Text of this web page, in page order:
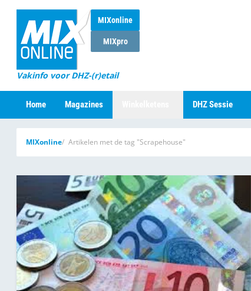
MIXonline
MIXpro
Vakinfo voor DHZ-(r)etail
Home Magazines DHZ Sessie
MIXonline Artikelen met de tag "Scrapehouse"